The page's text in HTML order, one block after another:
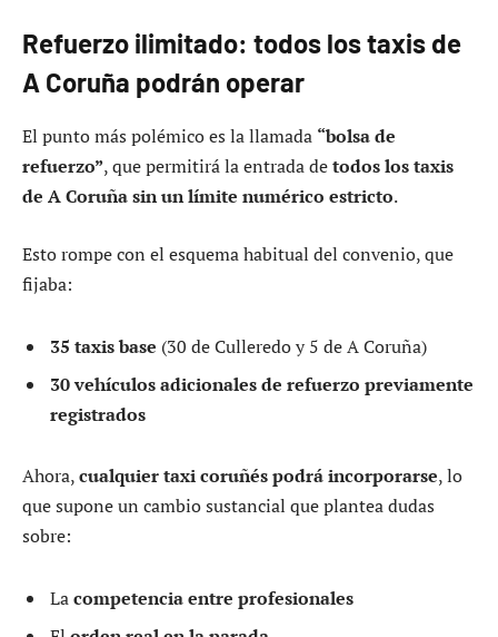
Refuerzo ilimitado: todos los taxis de
A Coruña podrán operar
El punto más polémico es la llamada “bolsa de
refuerzo”, que permitirá la entrada detodos los taxis
de A Coruña sin un límite numérico estricto.
Esto rompe con el esquema habitual del convenio, que
fijaba:
35 taxis base (30 de Culleredo y 5 de A Coruña)
30 vehículos adicionales de refuerzo previamente
registrados
Ahora,cualquier taxi coruñés podrá incorporarse, lo
que supone un cambio sustancial que plantea dudas
sobre:
Lacompetencia entre profesionales